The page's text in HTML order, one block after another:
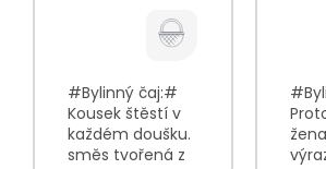
#Bylinný čaj:#
Kousek štěstí v
každém doušku.
směs tvořená z